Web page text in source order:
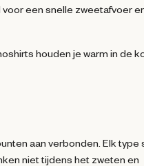
een snelle zweetafvoer
houden je warm in de
aan verbonden. Elk type
niet tijdens het zweten en